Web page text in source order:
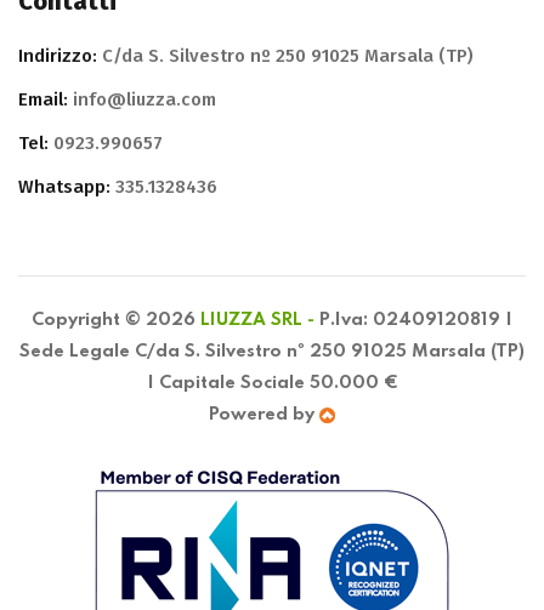
Indirizzo: C/da S. Silvestro nº 250 91025 Marsala (TP)
Email: info@liuzza.com
Tel: 0923.990657
Whatsapp: 335.1328436
Copyright © 2026 LIUZZA SRL - P.Iva: 02409120819 |
Sede Legale C/da S. Silvestro nº 250 91025 Marsala (TP)
| Capitale Sociale 50.000 €
Powered by